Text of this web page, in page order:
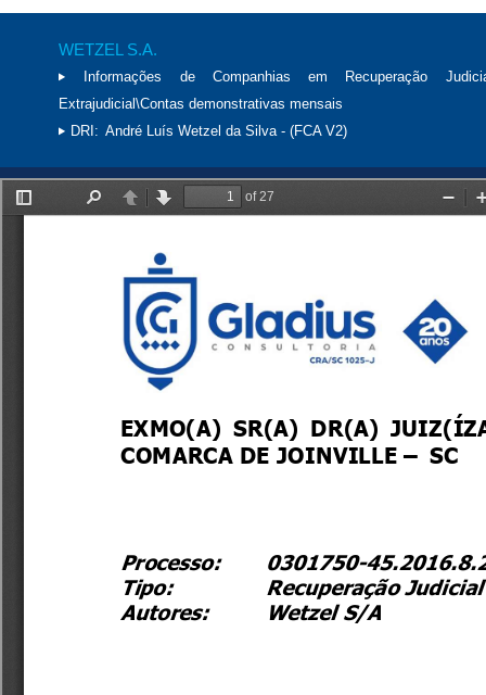
WETZEL S.A.
Informações de Companhias em Recuperação
Extrajudicial\Contas demonstrativas mensais
DRI: André Luís Wetzel da Silva - (FCA V2)